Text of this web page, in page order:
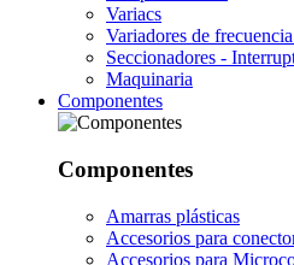
Variacs
Variadores de
Seccionadores -
Maquinaria
Componentes
Componentes
Amarras plásticas
Accesorios para
Accesorios para